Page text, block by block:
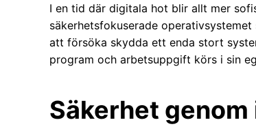
I en tid där digitala hot blir allt mer
säkerhetsfokuserade
att försöka skydda ett enda stort
program och arbetsuppgift körs i sin
Säkerhet